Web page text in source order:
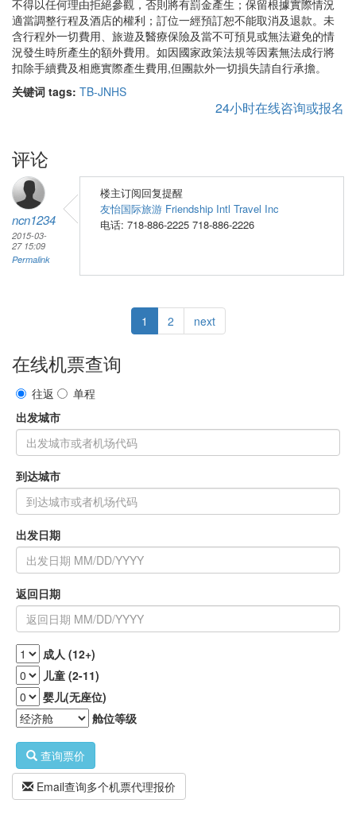
不得以任何理由拒絕參觀，否則將有罰金產生；保留根據實際情況
適當調整行程及酒店的權利；訂位一經預訂恕不能取消及退款。未
含行程外一切費用、旅遊及醫療保險及當不可預見或無法避免的情
況發生時所產生的額外費用。如因國家政策法規等因素無法成行將
扣除手續費及相應實際產生費用,但團款外一切損失請自行承擔。
关键词 tags: TB-JNHS
24小时在线咨询或报名
评论
ncn1234
2015-03-
27 15:09
Permalink
楼主订阅回复提醒
友怡国际旅游 Friendship Intl Travel Inc
电话: 718-886-2225 718-886-2226
1 2 next
在线机票查询
往返
单程
出发城市
到达城市
出发日期
返回日期
成人 (12+)
儿童 (2-11)
婴儿(无座位)
舱位等级
查询票价
Email查询多个机票代理报价